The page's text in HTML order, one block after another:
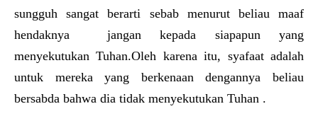
sungguh sangat berarti sebab menurut beliau maaf
hendaknya jangan kepada siapapun yang
menyekutukan Tuhan.Oleh karena itu, syafaat adalah
untuk mereka yang berkenaan dengannya beliau
bersabda bahwa dia tidak menyekutukan Tuhan .